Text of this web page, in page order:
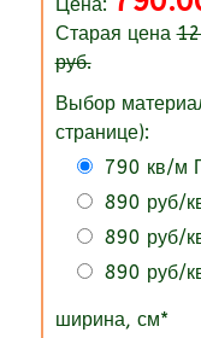
Цена:
Старая цена
руб.
Выбор
странице):
790 кв/м
890 руб/
890 руб/
890 руб/
ширина, см*